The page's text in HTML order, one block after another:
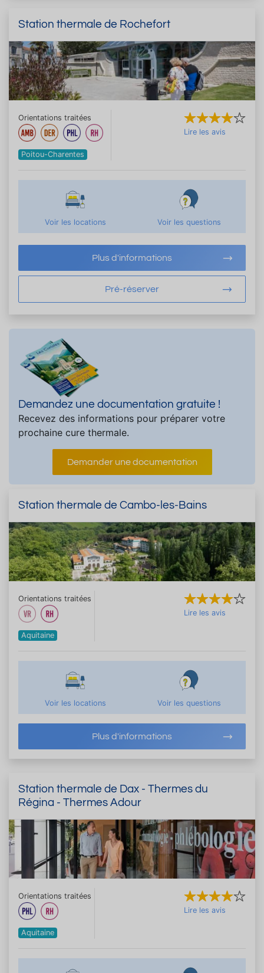
Station thermale de Rochefort
Orientations traitées
Poitou-Charentes
Lire les avis
Voir les locations Voir les questions
Plus d'informations
Pré-réserver
Demandez une documentation gratuite !
Recevez des informations pour préparer votre
prochaine cure thermale.
Demander une documentation
Station thermale de Cambo-les-Bains
Orientations traitées
Aquitaine
Lire les avis
Voir les locations Voir les questions
Plus d'informations
Station thermale de Dax - Thermes du
Régina - Thermes Adour
Orientations traitées
Aquitaine
Lire les avis